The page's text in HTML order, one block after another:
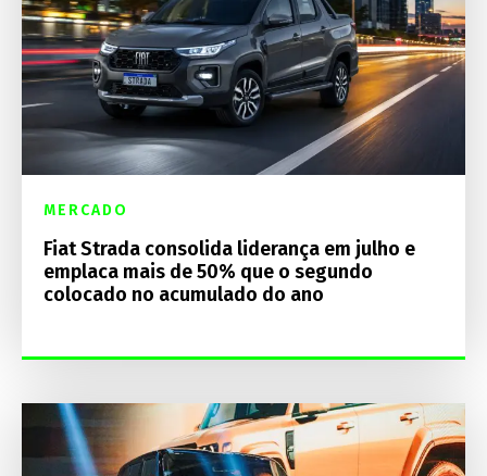
MERCADO
Fiat Strada consolida liderança em julho e
emplaca mais de 50% que o segundo
colocado no acumulado do ano